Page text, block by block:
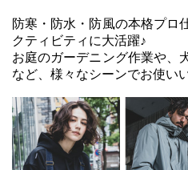
防寒・防水・防風の本格プロ
クティビティに大活躍♪
お庭のガーデニング作業や、
など、様々なシーンでお使い